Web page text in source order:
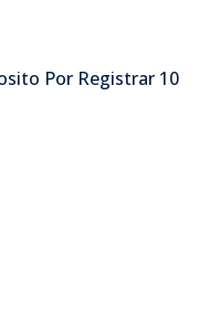
Por Registrar 10